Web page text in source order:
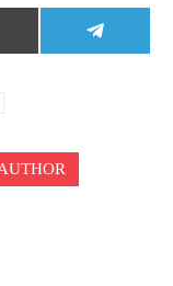
Share
on